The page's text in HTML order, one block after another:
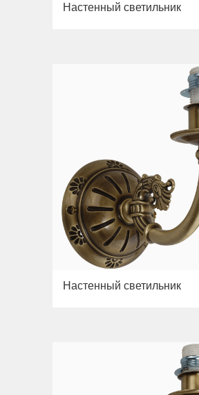
Настенный светильник
Настенный светильник